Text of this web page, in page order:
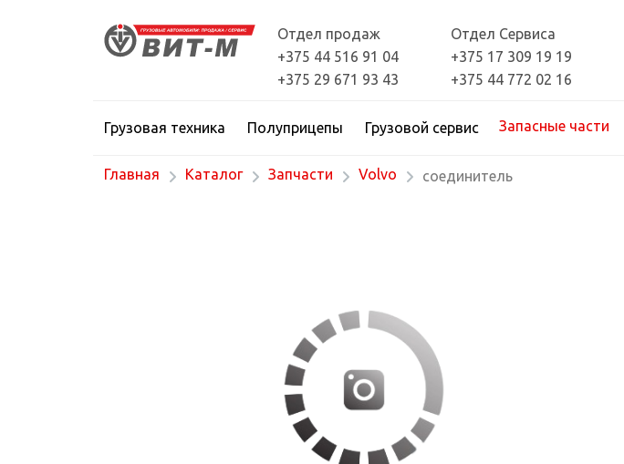
Отдел продаж
+375 44 516 91 04
+375 29 671 93 43
Отдел Сервиса
+375 17 309 19 19
+375 44 772 02 16
Грузовая техника Полуприцепы Грузовой сервис Запасные части
Главная Каталог Запчасти Volvo соединитель